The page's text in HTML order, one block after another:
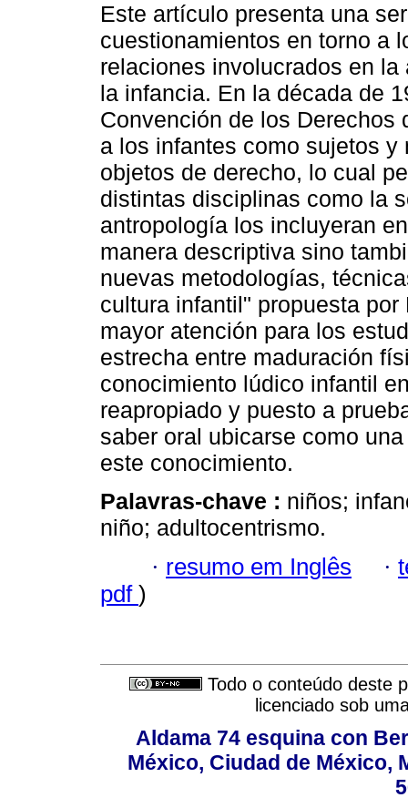
Este artículo presenta una
cuestionamientos en torno a
relaciones involucrados en la
la infancia. En la década de
Convención de los Derechos
a los infantes como sujetos y
objetos de derecho, lo cual
distintas disciplinas como la
antropología los incluyeran
manera descriptiva sino
nuevas metodologías,
cultura infantil" propuesta
mayor atención para los
estrecha entre maduración
conocimiento lúdico infantil
reapropiado y puesto a
saber oral ubicarse como
este conocimiento.
Palavras-chave : niños;
niño; adultocentrismo.
· resumo em Inglês ·
pdf )
Todo o conteúdo deste
licenciado sob
Aldama 74 esquina con
México, Ciudad de México,